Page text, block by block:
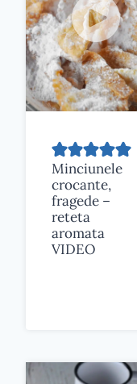
Minciunele
crocante,
fragede –
reteta
aromata
VIDEO